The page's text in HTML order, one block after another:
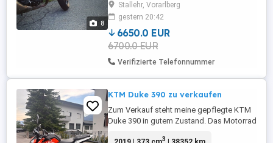
8
gefahren, steht immer in der Garage und
hat erst 9.500 km entsprechend top ist der
Gesamtzustand. Eckdaten: Baujahr: 2019
Kilometerstand: ...
Stallehr, Vorarlberg
gestern 20:42
6650.0 EUR
6700.0 EUR
Verifizierte Telefonnummer
KTM Duke 390 zu verkaufen
Zum Verkauf steht meine gepflegte KTM
Duke 390 in gutem Zustand. Das Motorrad
3